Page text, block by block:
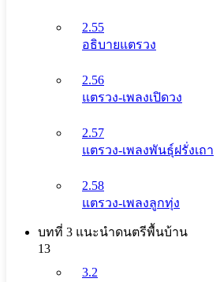
2.55
อธิบายแตรวง
2.56
แตรวง-เพลงเปิดวง
2.57
แตรวง-เพลงพันธุ์ฝรั่งเถา
2.58
แตรวง-เพลงลูกทุ่ง
บทที่ 3 แนะนําดนตรีพื้นบ้าน
13
3.2